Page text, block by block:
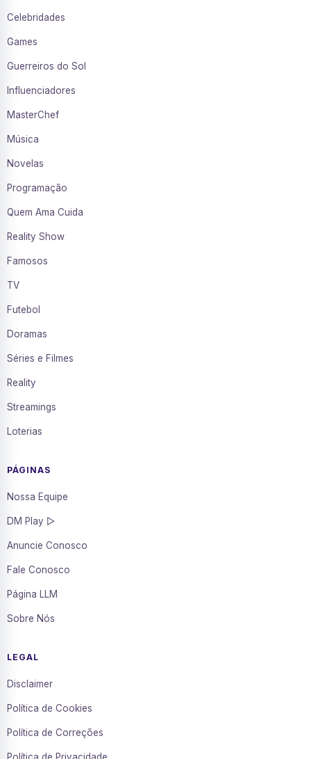
Celebridades
Games
Guerreiros do Sol
Influenciadores
MasterChef
Música
Novelas
Programação
Quem Ama Cuida
Reality Show
Famosos
TV
Futebol
Doramas
Séries e Filmes
Reality
Streamings
Loterias
PÁGINAS
Nossa Equipe
DM Play ▷
Anuncie Conosco
Fale Conosco
Página LLM
Sobre Nós
LEGAL
Disclaimer
Política de Cookies
Política de Correções